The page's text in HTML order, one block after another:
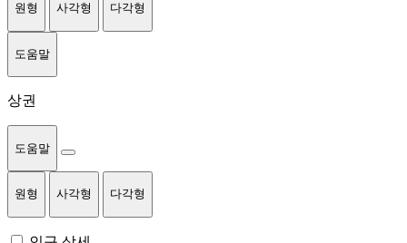
원형 사각형 다각형
도움말
상권
도움말
원형 사각형 다각형